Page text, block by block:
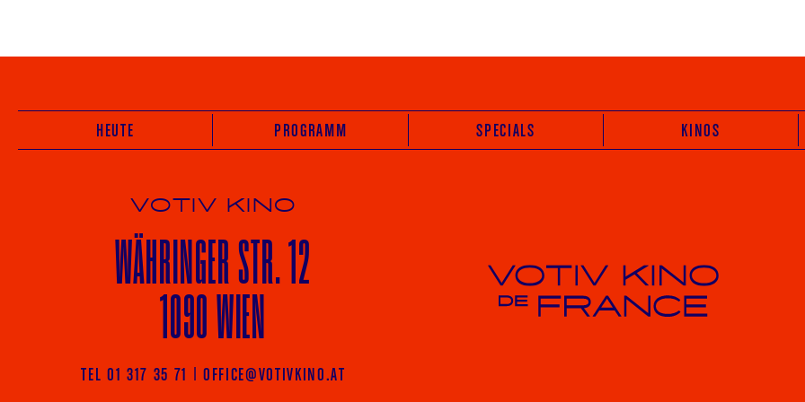
HEUTE PROGRAMM SPECIALS KINOS
VOTIV KINO
WÄHRINGERSTR. 12
1090 WIEN
TEL 01 317 35 71 | OFFICE@VOTIVKINO.AT
Votiv Kino und Kino De France in Wien